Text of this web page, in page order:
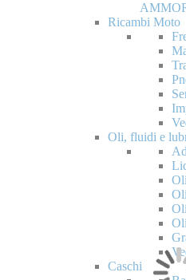
Ricambi Moto
Oli, fluidi e
Caschi